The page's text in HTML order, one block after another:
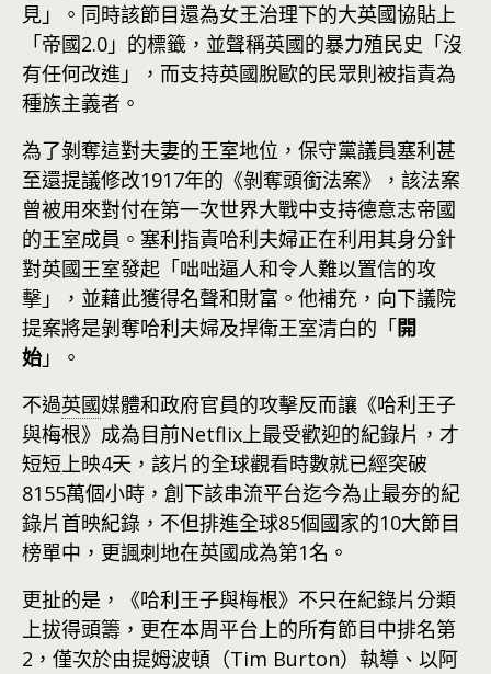
見」。同時該節目還為女王治理下的大英國協貼上
「帝國2.0」的標籤，並聲稱英國的暴力殖民史「沒
有任何改進」，而支持英國脫歐的民眾則被指責為
種族主義者。
為了剝奪這對夫妻的王室地位，保守黨議員塞利甚
至還提議修改1917年的《剝奪頭銜法案》，該法案
曾被用來對付在第一次世界大戰中支持德意志帝國
的王室成員。塞利指責哈利夫婦正在利用其身分針
對英國王室發起「咄咄逼人和令人難以置信的攻
擊」，並藉此獲得名聲和財富。他補充，向下議院
提案將是剝奪哈利夫婦及捍衛王室清白的「開
始 」。
不過英國媒體和政府官員的攻擊反而讓《哈利王子
與梅根》成為目前Netflix上最受歡迎的紀錄片，才
短短上映4天，該片的全球觀看時數就已經突破
8155萬個小時，創下該串流平台迄今為止最夯的紀
錄片首映紀錄，不但排進全球85個國家的10大節目
榜單中，更諷刺地在英國成為第1名。
更扯的是，《哈利王子與梅根》不只在紀錄片分類
上拔得頭籌，更在本周平台上的所有節目中排名第
2，僅次於由提姆波頓（Tim Burton）執導、以阿